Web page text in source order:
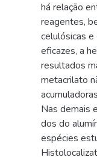
há relação
reagentes,
celulósicas
eficazes, a
resultados
metacrilato
Nas demais
dos do
espécies